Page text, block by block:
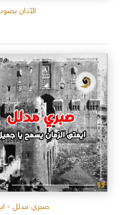
الآذان
صبري مدلل -